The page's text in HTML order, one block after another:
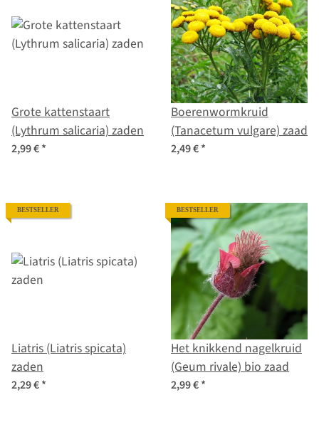
Grote kattenstaart
(Lythrum salicaria) zaden
2,99 €*
Boerenwormkruid
(Tanacetum vulgare) zaad
2,49 €*
BESTSELLER
Liatris (Liatris spicata)
zaden
2,29 €*
BESTSELLER
Het knikkend nagelkruid
(Geum rivale) bio zaad
2,99 €*